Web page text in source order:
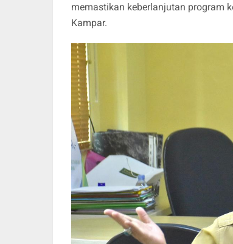
memastikan keberlanjutan program
Kampar.